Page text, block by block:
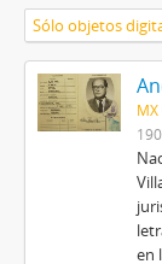
Sólo objetos
en